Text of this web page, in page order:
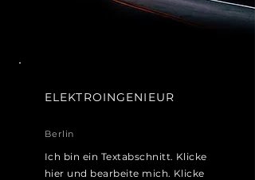
ELEKTROINGENIEUR
Berlin
Ich bin ein Textabschnitt. Klicke
hier und bearbeite mich. Klicke